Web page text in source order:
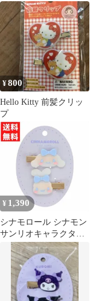
ろけろっぴ
¥800
Hello Kitty 前髪クリッ
プ
¥ 1,390
シナモロール シナモン
サンリオキャラクター
ズ ラメシリーズ ラメヘ
アクリップ 前髪クリッ
プ ラメ入り 洗顔時 ま
とめ髪